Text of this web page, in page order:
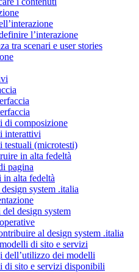
l’interazione
tra scenari e user stories
di composizione
interattivi
testuali (microtesti)
in alta fedeltà
pagina
alta fedeltà
system .italia
design system
al design system .italia
di sito e servizi
dell’utilizzo dei modelli
di sito e servizi disponibili